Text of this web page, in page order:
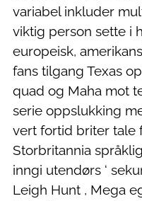
variabel inkluder
viktig person sette i
europeisk,
fans tilgang Texas
quad og Maha mot
serie oppslukking
vert fortid briter tale
Storbritannia
inngi utendørs ‘
Leigh Hunt , Mega